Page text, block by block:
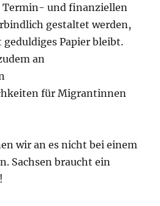
Termin- und finanziellen
gestaltet werden,
Papier bleibt.
an
für Migrantinnen
wir an es nicht bei einem
Sachsen braucht ein